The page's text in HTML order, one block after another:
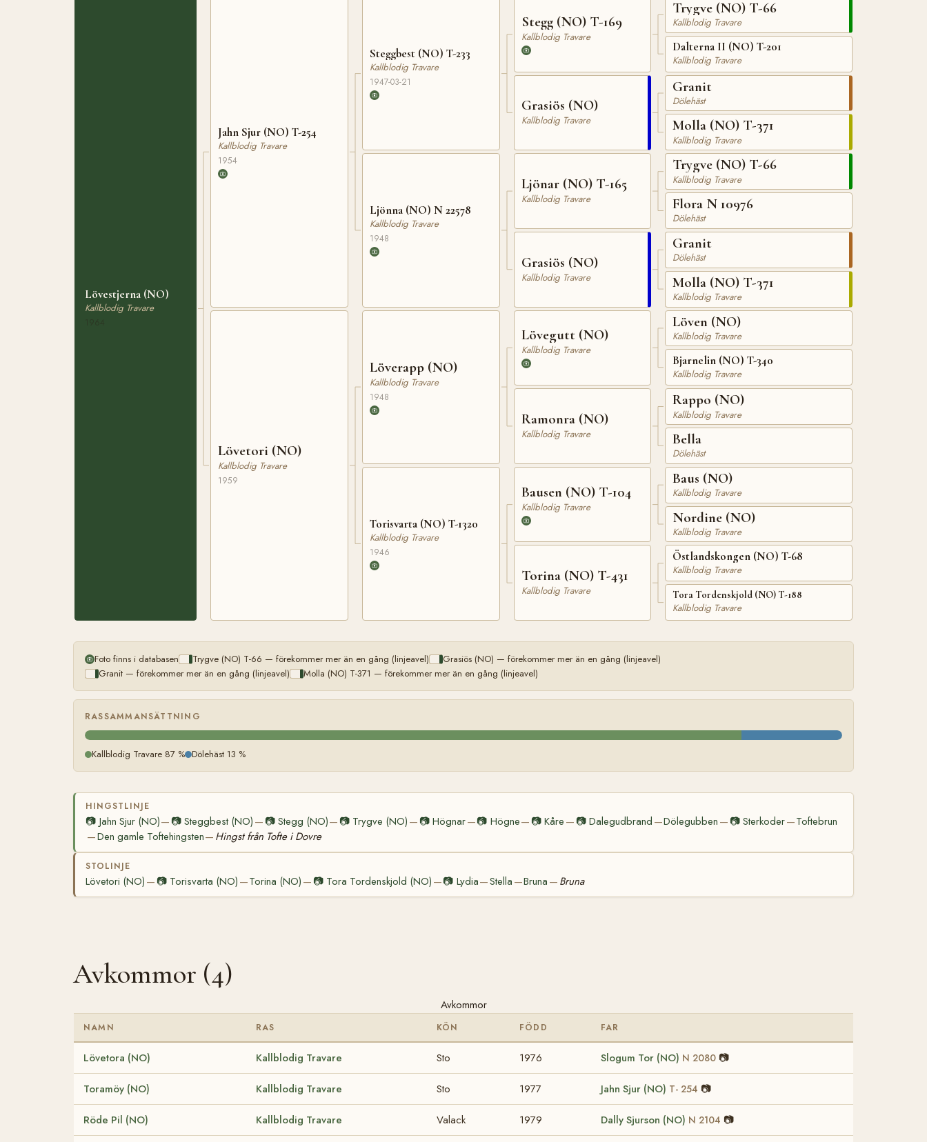
Lövestjerna (NO)
Kallblodig Travare
Jahn Sjur (NO) T-254
Kallblodig Travare
1954
Lövetori (NO)
Kallblodig Travare
1959
Steggbest (NO) T-233
Kallblodig Travare
1947-03-21
Ljönna (NO) N 22578
Kallblodig Travare
1948
Löverapp (NO)
Kallblodig Travare
1948
Torisvarta (NO) T-1320
Kallblodig Travare
1946
Stegg (NO) T-169
Kallblodig Travare
Grasiös (NO)
Kallblodig Travare
Ljönar (NO) T-165
Kallblodig Travare
Grasiös (NO)
Kallblodig Travare
Lövegutt (NO)
Kallblodig Travare
Ramonra (NO)
Kallblodig Travare
Bausen (NO) T-104
Kallblodig Travare
Torina (NO) T-431
Kallblodig Travare
Trygve (NO) T-66
Kallblodig Travare
Dalterna II (NO) T-201
Kallblodig Travare
Granit
Dölehäst
Molla (NO) T-371
Kallblodig Travare
Trygve (NO) T-66
Kallblodig Travare
Flora N 10976
Dölehäst
Granit
Dölehäst
Molla (NO) T-371
Kallblodig Travare
Löven (NO)
Kallblodig Travare
Bjarnelin (NO) T-340
Kallblodig Travare
Rappo (NO)
Kallblodig Travare
Bella
Dölehäst
Baus (NO)
Kallblodig Travare
Nordine (NO)
Kallblodig Travare
Östlandskongen (NO) T-68
Kallblodig Travare
Tora Tordenskjold (NO) T-188
Kallblodig Travare
Foto finns i databasen Trygve (NO) T-66 — förekommer mer än en gång (linjeavel)
Grasiös (NO) — förekommer mer än en gång (linjeavel)
Granit — förekommer mer än en gång (linjeavel)
Molla (NO) T-371 — förekommer mer än en gång (linjeavel)
RASSAMMANSÄTTNING
Kallblodig Travare 87 % Dölehäst 13 %
HINGSTLINJE
📷 Jahn Sjur (NO)— 📷Steggbest (NO) — 📷 Stegg (NO)— 📷 Trygve (NO) — 📷Högnar—📷 Högne— 📷Kåre — 📷Dalegudbrand —Dölegubben — 📷Sterkoder—Toftebrun
—Den gamle Toftehingsten— Hingst från Tofte i Dovre
STOLINJE
Lövetori (NO) — 📷 Torisvarta (NO) —Torina (NO) — 📷 Tora Tordenskjold (NO) —📷 Lydia—Stella —Bruna — Bruna
Avkommor (4)
Avkommor
NAMN RAS KÖN FÖDD FAR
Lövetora (NO) Kallblodig Travare Sto 1976 Slogum Tor (NO) N 2080 📷
Toramöy (NO) Kallblodig Travare Sto 1977 Jahn Sjur (NO) T- 254 📷
Röde Pil (NO) Kallblodig Travare Valack 1979 Dally Sjurson (NO) N 2104 📷